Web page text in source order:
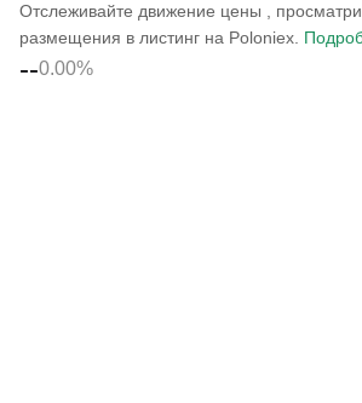
Отслеживайте движение цены ,
размещения в листинг на Poloniex.
--0.00%